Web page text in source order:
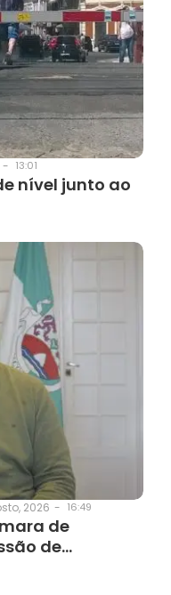
- 13:01
nível junto ao
2026 - 16:49
de
de…